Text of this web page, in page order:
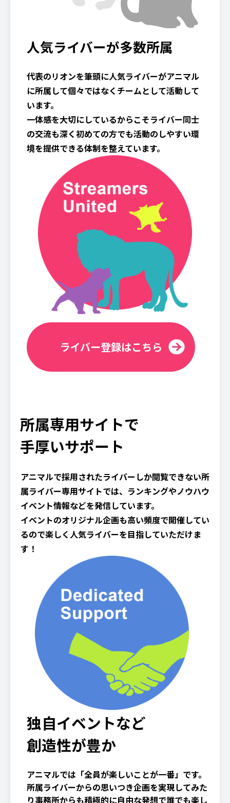
人気ライバーが多数所属
代表のリオンを筆頭に人気ライバーがアニマル
に所属して個々ではなくチームとして活動して
います。
一体感を大切にしているからこそライバー同士
の交流も深く初めての方でも活動のしやすい環
境を提供できる体制を整えています。
ライバー登録はこちら
所属専用サイトで
手厚いサポート
アニマルで採用されたライバーしか閲覧できない所
属ライバー専用サイトでは、ランキングやノウハウ
イベント情報などを発信しています。
イベントのオリジナル企画も高い頻度で開催してい
るので楽しく人気ライバーを目指していただけま
す！
独自イベントなど
創造性が豊か
アニマルでは「全員が楽しいことが一番」です。
所属ライバーからの思いつき企画を実現してみた
り事務所からも積極的に自由な発想で誰でも楽し